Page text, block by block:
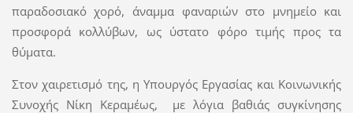
παραδοσιακό χορό, άναμμα φαναριών στο μνημείο και
προσφορά κολλύβων, ως ύστατο φόρο τιμής προς τα
θύματα.
Στον χαιρετισμό της, η Υπουργός Εργασίας και Κοινωνικής
Συνοχής Νίκη Κεραμέως, με λόγια βαθιάς συγκίνησης